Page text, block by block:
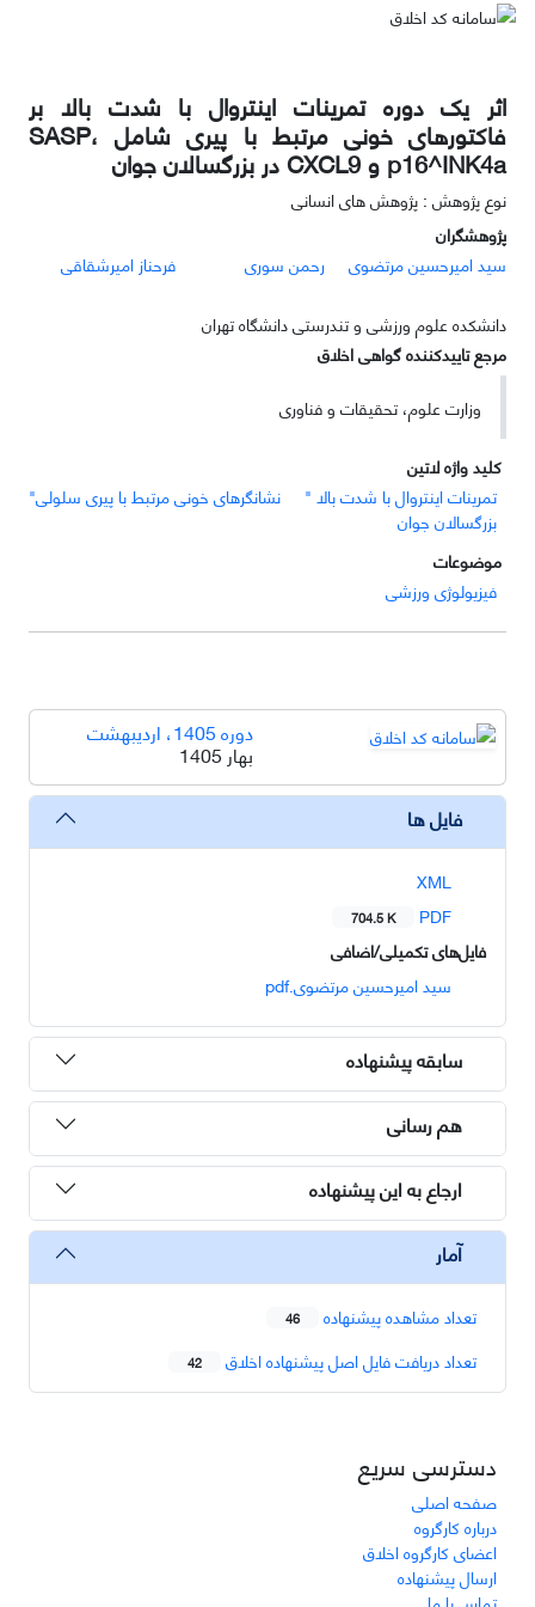
اثر یک دوره تمرینات اینتروال با شدت بالا بر
فاکتورهای خونی مرتبط با پیری شامل SASP،
p16^INK4a و CXCL9 در بزرگسالان جوان
نوع پژوهش : پژوهش های انسانی
پژوهشگران
سید امیرحسین مرتضوی
رحمن سوری
فرحناز امیرشقاقی
دانشکده علوم ورزشی و تندرستی دانشگاه تهران
مرجع تاییدکننده گواهی اخلاق
وزارت علوم، تحقیقات و فناوری
کلید واژه لاتین
تمرینات اینتروال با شدت بالا "
نشانگرهای خونی مرتبط با پیری سلولی"
بزرگسالان جوان
موضوعات
فیزیولوژی ورزشی
دوره 1405، اردیبهشت
بهار 1405
فایل ها
XML
PDF
704.5 K
فایل‌های تکمیلی/اضافی
سید امیرحسین مرتضوی.pdf
سابقه پیشنهاده
هم رسانی
ارجاع به این پیشنهاده
آمار
تعداد مشاهده پیشنهاده 46
تعداد دریافت فایل اصل پیشنهاده اخلاق 42
دسترسی سریع
صفحه اصلی
درباره کارگروه
اعضای کارگروه اخلاق
ارسال پیشنهاده